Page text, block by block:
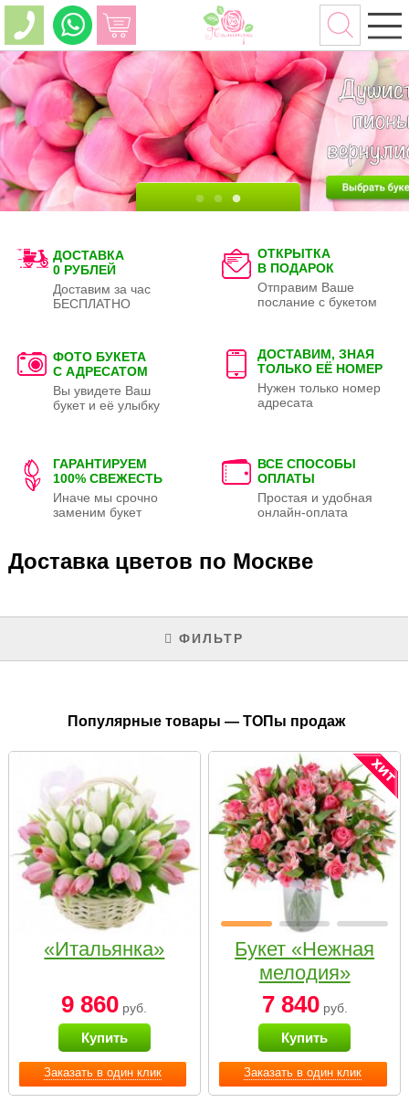
ДОСТАВКА
0 РУБЛЕЙ
Доставим за час
БЕСПЛАТНО
ОТКРЫТКА
В ПОДАРОК
Отправим Ваше
послание с букетом
ФОТО БУКЕТА
С АДРЕСАТОМ
Вы увидете Ваш
букет и её улыбку
ДОСТАВИМ, ЗНАЯ
ТОЛЬКО ЕЁ НОМЕР
Нужен только номер
адресата
ГАРАНТИРУЕМ
100% СВЕЖЕСТЬ
Иначе мы срочно
заменим букет
ВСЕ СПОСОБЫ
ОПЛАТЫ
Простая и удобная
онлайн-оплата
Доставка цветов по Москве
ФИЛЬТР
Популярные товары — ТОПы продаж
Заказать в один клик
«Итальянка»
9 860 руб.
Купить
Заказать в один клик
Букет «Нежная
мелодия»
7 840руб.
Купить